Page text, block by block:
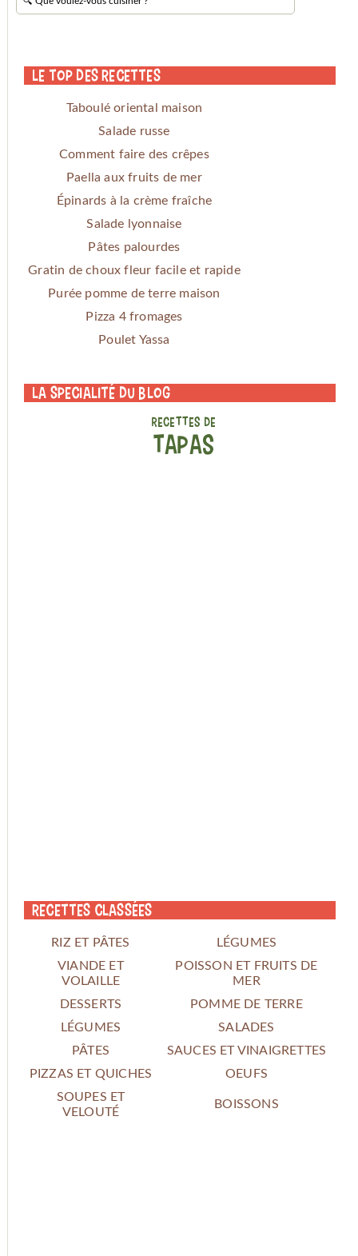
Le Top des Recettes
Taboulé oriental maison
Salade russe
Comment faire des crêpes
Paella aux fruits de mer
Épinards à la crème fraîche
Salade lyonnaise
Pâtes palourdes
Gratin de choux fleur facile et rapide
Purée pomme de terre maison
Pizza 4 fromages
Poulet Yassa
La specialité du blog
RECETTES DE
TAPAS
Recettes classées
RIZ ET PÂTES
LÉGUMES
VIANDE ET
VOLAILLE
POISSON ET FRUITS DE
MER
DESSERTS
POMME DE TERRE
LÉGUMES
SALADES
PÂTES
SAUCES ET VINAIGRETTES
PIZZAS ET QUICHES
OEUFS
SOUPES ET
VELOUTÉ
BOISSONS